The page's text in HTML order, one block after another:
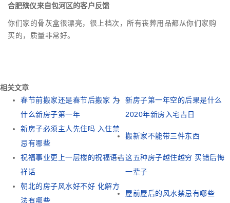
合肥殡仪来自包河区的客户反馈
你们家的骨灰盒很漂亮，很上档次，所有丧葬用品都从你们家购
买的，质量非常好。
相关文章
春节前搬家还是春节后搬家 为
什么新房子第一年
新房子第一年空的后果是什么
2020年新房入宅吉日
新房子必须主人先住吗 入住禁
忌有哪些
搬新家不能带三件东西
祝福事业更上一层楼的祝福语吉
祥话
这五种房子越住越穷 买错后悔
一辈子
朝北的房子风水好不好 化解方
法有哪些
屋前屋后的风水禁忌有哪些